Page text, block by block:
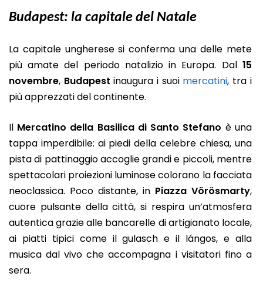
Budapest: la capitale del Natale
La capitale ungherese si conferma una delle mete
più amate del periodo natalizio in Europa. Dal 15
novembre, Budapest inaugura i suoi mercatini, tra i
più apprezzati del continente.
Il Mercatino della Basilica di Santo Stefano è una
tappa imperdibile: ai piedi della celebre chiesa, una
pista di pattinaggio accoglie grandi e piccoli, mentre
spettacolari proiezioni luminose colorano la facciata
neoclassica. Poco distante, in Piazza Vörösmarty,
cuore pulsante della città, si respira un’atmosfera
autentica grazie alle bancarelle di artigianato locale,
ai piatti tipici come il gulasch e il lángos, e alla
musica dal vivo che accompagna i visitatori fino a
sera.